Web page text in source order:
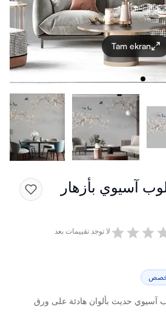
Tam ekran
آسيوي بأزهار
لا توجد تقييمات بعد
آسيوي حديث بألوان هادئة على ورق